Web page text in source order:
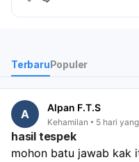
TerbaruPopuler
A Alpan F.T.S
Kehamilan 5 hari
hasil tespek
mohon batu jawab kak